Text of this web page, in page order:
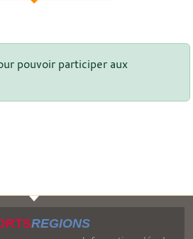
pouvoir participer aux
REGIONS